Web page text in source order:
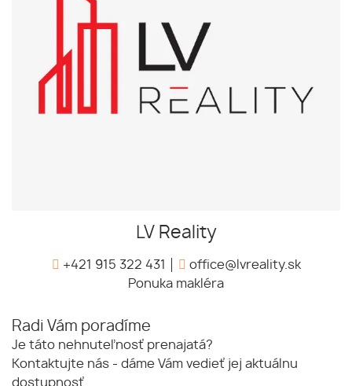
LV Reality
+421 915 322 431
office@lvreality.sk
Ponuka makléra
Radi Vám poradíme
Je táto nehnuteľnosť prenajatá?
Kontaktujte nás - dáme Vám vedieť jej aktuálnu
dostupnosť.